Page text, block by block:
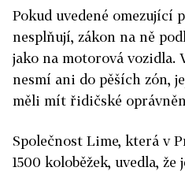
Pokud uvedené omezující
nesplňují, zákon na ně
jako na motorová vozidla.
nesmí ani do pěších zón,
měli mít řidičské
Společnost Lime, která v
1500 koloběžek, uvedla,